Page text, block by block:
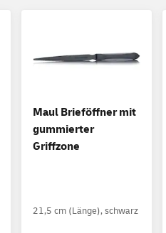
Maul Brieföffner mit
gummierter
Griffzone
21,5 cm (Länge), schwarz